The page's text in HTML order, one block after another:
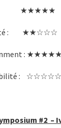
★★★★★
: ★★☆☆☆
: ★★★★★
: ☆☆☆☆☆
#2 –